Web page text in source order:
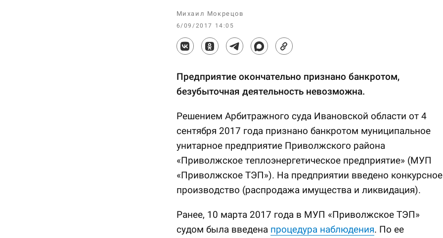
Михаил Мокрецов
6/09/2017 14:05
Предприятие окончательно признано банкротом,
безубыточная деятельность невозможна.
Решением Арбитражного суда Ивановской области от 4
сентября 2017 года признано банкротом муниципальное
унитарное предприятие Приволжского района
«Приволжское теплоэнергетическое предприятие» (МУП
«Приволжское ТЭП»). На предприятии введено конкурсное
производство (распродажа имущества и ликвидация).
Ранее, 10 марта 2017 года в МУП «Приволжское ТЭП»
судом была введена процедура наблюдения. По ее